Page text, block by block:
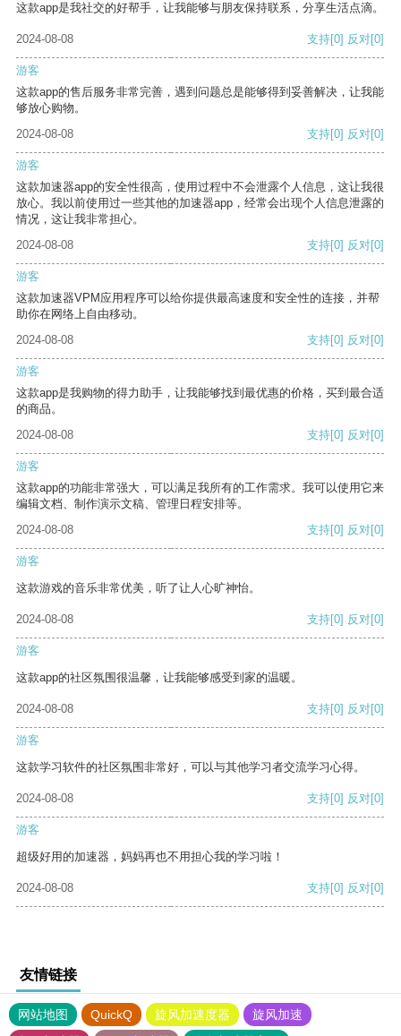
这款app是我社交的好帮手，让我能够与朋友保持联系，分享生活点滴。
2024-08-08 支持[0] 反对[0]
游客
这款app的售后服务非常完善，遇到问题总是能够得到妥善解决，让我能
够放心购物。
2024-08-08
支持[0] 反对[0]
游客
这款加速器app的安全性很高，使用过程中不会泄露个人信息，这让我很
放心。我以前使用过一些其他的加速器app，经常会出现个人信息泄露的
情况，这让我非常担心。
2024-08-08
支持[0] 反对[0]
游客
这款加速器VPM应用程序可以给你提供最高速度和安全性的连接，并帮
助你在网络上自由移动。
2024-08-08
支持[0] 反对[0]
游客
这款app是我购物的得力助手，让我能够找到最优惠的价格，买到最合适
的商品。
2024-08-08
支持[0] 反对[0]
游客
这款app的功能非常强大，可以满足我所有的工作需求。我可以使用它来
编辑文档、制作演示文稿、管理日程安排等。
2024-08-08
支持[0] 反对[0]
游客
这款游戏的音乐非常优美，听了让人心旷神怡。
2024-08-08 支持[0] 反对[0]
游客
这款app的社区氛围很温馨，让我能够感受到家的温暖。
2024-08-08 支持[0] 反对[0]
游客
这款学习软件的社区氛围非常好，可以与其他学习者交流学习心得。
2024-08-08 支持[0] 反对[0]
游客
超级好用的加速器，妈妈再也不用担心我的学习啦！
2024-08-08 支持[0] 反对[0]
友情链接
网站地图 QuickQ 旋风加速度器
旋风加速